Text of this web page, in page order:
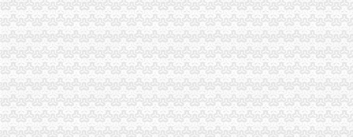
重庆市工商管理局关于开展企业简易注销改革试点的通知_税屋网
重庆公布电梯维保企业“名单”17家被注销资质_国内新闻_大众网
四川凯普顿信息技术股份有限公司【工商信息_电话地址_注册信息_信
天津为生猪养殖户参保猪价过低可理赔-中投顾问|中国投资咨询网
公司注销成立新公司重签合同员工起诉获赔偿-重庆沙坪坝区郭田律师
供水供气版块_新股票新闻资讯_户大家庭
国家质量监督检验检疫总局《关于注销重庆兰珂日化有限公司等企业工
摩丝国际娱乐城佣金_摩丝国际娱乐城佣金怎么做干果—佰佰安全网vita